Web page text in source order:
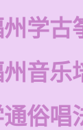
学古
音乐
通俗唱